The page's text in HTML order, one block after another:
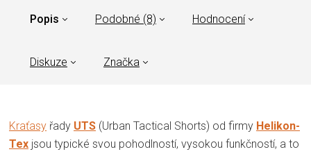
Popis Podobné (8) Hodnocení
Diskuze Značka
Kraťasy řady UTS (Urban Tactical Shorts) od firmy Helikon-
Tex jsou typické svou pohodlností, vysokou funkčností, a to